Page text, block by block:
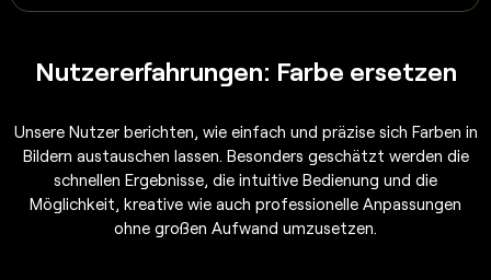
Nutzererfahrungen: Farbe ersetzen
Unsere Nutzer berichten, wie einfach und präzise sich Farben in
Bildern austauschen lassen. Besonders geschätzt werden die
schnellen Ergebnisse, die intuitive Bedienung und die
Möglichkeit, kreative wie auch professionelle Anpassungen
ohne großen Aufwand umzusetzen.